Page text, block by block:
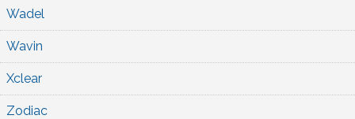
Wadel
Wavin
Xclear
Zodiac